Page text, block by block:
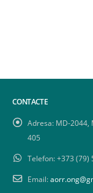
CONTACTE
Adresa: MD-2044,
405
Telefon:+373 (79)
Email: